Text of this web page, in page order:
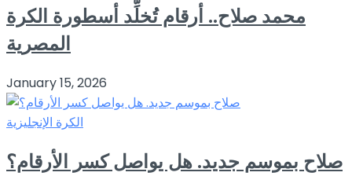
محمد صلاح.. أرقام تُخلِّد أسطورة الكرة
المصرية
January 15, 2026
الكرة الإنجليزية
صلاح بموسم جديد. هل يواصل كسر الأرقام؟